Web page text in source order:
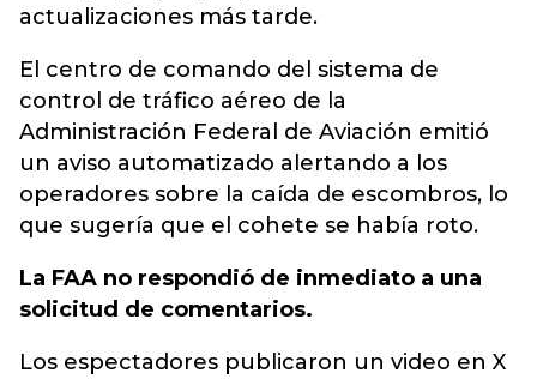
actualizaciones más tarde.
El centro de comando del sistema de
control de tráfico aéreo de la
Administración Federal de Aviación emitió
un aviso automatizado alertando a los
operadores sobre la caída de escombros, lo
que sugería que el cohete se había roto.
La FAA no respondió de inmediato a una
solicitud de comentarios.
Los espectadores publicaron un video en X